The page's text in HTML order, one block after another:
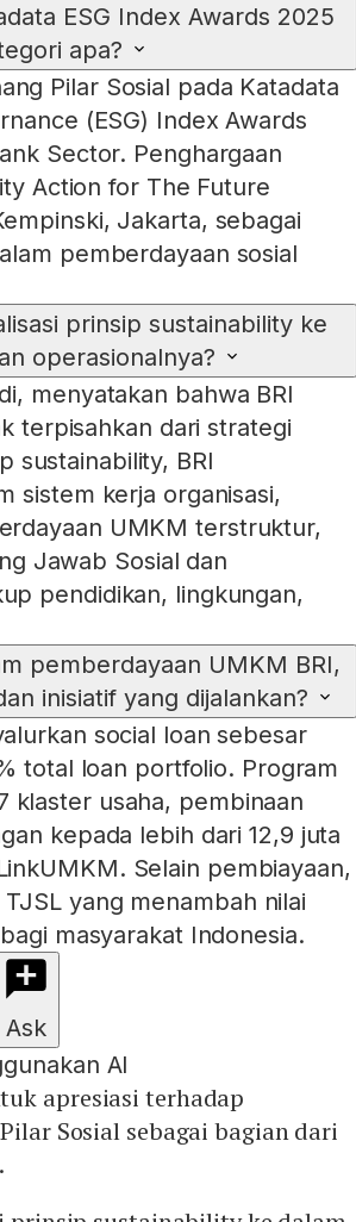
ESG Index Awards 2025
apa?
Pilar Sosial pada Katadata
(ESG) Index Awards
Sector. Penghargaan
Action for The Future
Jakarta, sebagai
pemberdayaan sosial
prinsip sustainability ke
operasionalnya?
menyatakan bahwa BRI
terpisahkan dari strategi
sustainability, BRI
sistem kerja organisasi,
UMKM terstruktur,
Jawab Sosial dan
pendidikan, lingkungan,
pemberdayaan UMKM BRI,
inisiatif yang dijalankan?
social loan sebesar
total loan portfolio. Program
klaster usaha, pembinaan
kepada lebih dari 12,9 juta
Selain pembiayaan,
yang menambah nilai
masyarakat Indonesia.
Ask
AI
apresiasi terhadap
Sosial sebagai bagian dari